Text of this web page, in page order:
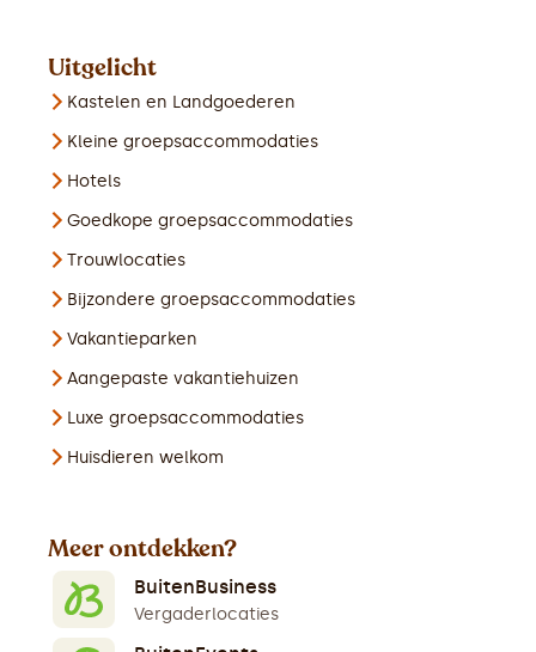
Uitgelicht
Kastelen en Landgoederen
Kleine groepsaccommodaties
Hotels
Goedkope groepsaccommodaties
Trouwlocaties
Bijzondere groepsaccommodaties
Vakantieparken
Aangepaste vakantiehuizen
Luxe groepsaccommodaties
Huisdieren welkom
Meer ontdekken?
BuitenBusiness
Vergaderlocaties